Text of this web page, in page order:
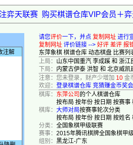
弈天联赛 购买棋谱仓库VIP会员＋
请您评价一下，并点 复制网址 进行
复制网址 评价链接 --> 好评 差评 报
东萍象棋 棋谱仓库 动态棋盘 比赛列
上局： 山东中国重汽 李成蹊 和 浙江
下局： 内蒙古伊泰 洪智 和 北京威凯
注意：您未登录，财产少增加 10 金
欢迎： 登录棋谱仓库 竞猜赚金币奖
棋库： 东萍公司 的个人棋谱仓库
按布局 按年份 按日期 按赛事
棋库： 大师对局按赛事轮次分类
按布局 按年份 按日期 按姓名
分类： 全国象棋甲级联赛
赛事： 2015年腾讯棋牌全国象棋甲
组别： 黑龙江-广东